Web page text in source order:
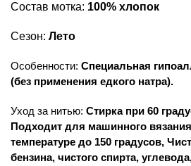
Состав мотка: 100% хлопок
Сезон: Лето
Особенности: Специальная
(без применения едкого натра).
Уход за нитью: Стирка при 60
Подходит для машинного
температуре до 150 градусов,
бензина, чистого спирта,